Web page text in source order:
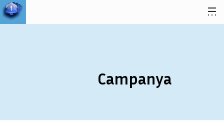
Salta al contingut
Campanya